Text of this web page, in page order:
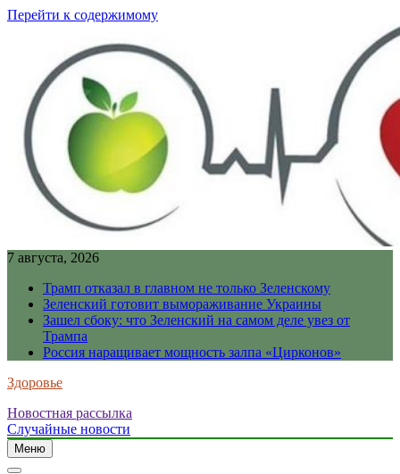
Перейти к содержимому
7 августа, 2026
Трамп отказал в главном не только Зеленскому
Зеленский готовит вымораживание Украины
Зашел сбоку: что Зеленский на самом деле увез от
Трампа
Россия наращивает мощность залпа «Цирконов»
Здоровье
Новостная рассылка
Случайные новости
Меню